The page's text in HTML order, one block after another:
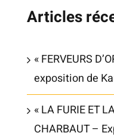
Articles
« FERVEURS
exposition de
« LA FURIE ET
CHARBAUT –